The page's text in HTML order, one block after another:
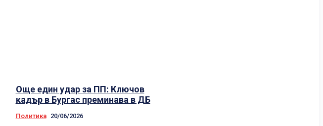
Още един удар за ПП: Ключов
кадър в Бургас преминава в ДБ
Политика 20/06/2026